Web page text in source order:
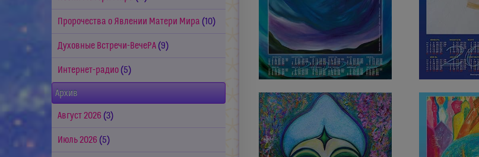
Пророчества о Явлении Матери Мира (10)
Духовные Встречи-ВечеРА (9)
Интернет-радио (5)
Архив
Август 2026 (3)
Июль 2026 (5)